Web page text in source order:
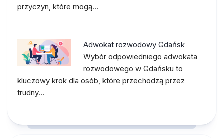
przyczyn, które mogą…
Adwokat rozwodowy Gdańsk
Wybór odpowiedniego adwokata
rozwodowego w Gdańsku to
kluczowy krok dla osób, które przechodzą przez
trudny…